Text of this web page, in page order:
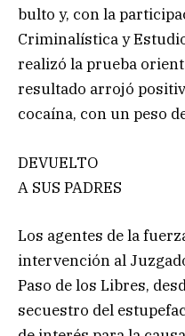
bulto y, con la
Criminalística y
realizó la prueba
resultado arrojó
cocaína, con un peso
DEVUELTO
A SUS PADRES
Los agentes de la
intervención al
Paso de los Libres,
secuestro del